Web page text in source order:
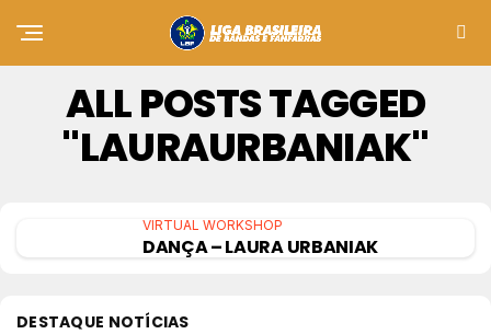
ALL POSTS TAGGED
"LAURAURBANIAK"
VIRTUAL WORKSHOP
DANÇA – LAURA URBANIAK
DESTAQUE NOTÍCIAS